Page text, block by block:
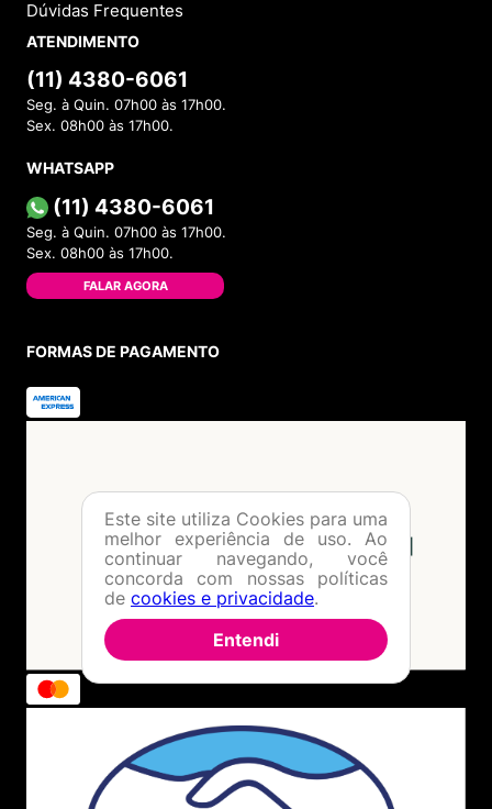
Dúvidas Frequentes
ATENDIMENTO
(11) 4380-6061
Seg. à Quin. 07h00 às 17h00.
Sex. 08h00 às 17h00.
WHATSAPP
(11) 4380-6061
Seg. à Quin. 07h00 às 17h00.
Sex. 08h00 às 17h00.
FALAR AGORA
FORMAS DE PAGAMENTO
Este site utiliza Cookies para uma
melhor experiência de uso. Ao
continuar navegando, você
concorda com nossas políticas
de cookies e privacidade.
Entendi